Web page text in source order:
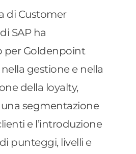
di Customer
SAP ha
per Goldenpoint
gestione e nella
della loyalty,
segmentazione
e l’introduzione
punteggi, livelli e